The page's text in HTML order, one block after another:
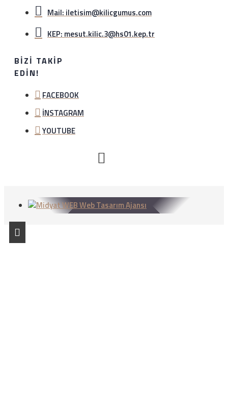
Mail: iletisim@kilicgumus.com
KEP: mesut.kilic.3@hs01.kep.tr
BIZI TAKIP
EDIN!
FACEBOOK
İNSTAGRAM
YOUTUBE